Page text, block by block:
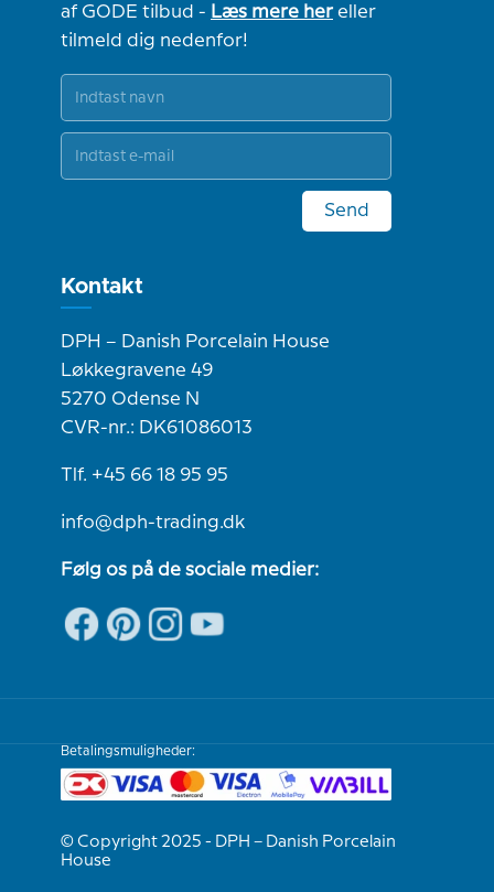
af GODE tilbud - Læs mere hereller
tilmeld dig nedenfor!
Send
Kontakt
DPH – Danish Porcelain House
Løkkegravene 49
5270 Odense N
CVR-nr.: DK61086013
Tlf. +45 66 18 95 95
info@dph-trading.dk
Følg os på de sociale medier:
Betalingsmuligheder:
© Copyright 2025 - DPH – Danish Porcelain
House